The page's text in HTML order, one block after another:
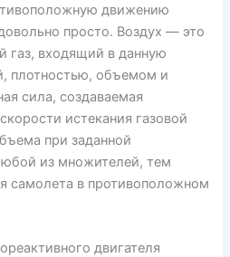
движению
просто. Воздух — это
газ, входящий в данную
плотностью, объемом и
сила, создаваемая
истекания газовой
при заданной
из множителей, тем
самолета в противоположном
двигателя